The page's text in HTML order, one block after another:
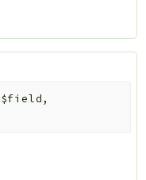
$field,